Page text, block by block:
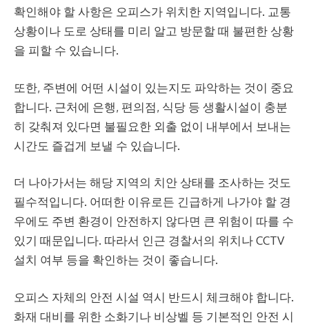
확인해야 할 사항은 오피스가 위치한 지역입니다. 교통
상황이나 도로 상태를 미리 알고 방문할 때 불편한 상황
을 피할 수 있습니다.
또한, 주변에 어떤 시설이 있는지도 파악하는 것이 중요
합니다. 근처에 은행, 편의점, 식당 등 생활시설이 충분
히 갖춰져 있다면 불필요한 외출 없이 내부에서 보내는
시간도 즐겁게 보낼 수 있습니다.
더 나아가서는 해당 지역의 치안 상태를 조사하는 것도
필수적입니다. 어떠한 이유로든 긴급하게 나가야 할 경
우에도 주변 환경이 안전하지 않다면 큰 위험이 따를 수
있기 때문입니다. 따라서 인근 경찰서의 위치나 CCTV
설치 여부 등을 확인하는 것이 좋습니다.
오피스 자체의 안전 시설 역시 반드시 체크해야 합니다.
화재 대비를 위한 소화기나 비상벨 등 기본적인 안전 시